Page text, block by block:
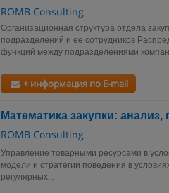
ROMB Consulting
Организационная структура отдела
подразделений и ее сотрудников
функций между подразделениями
+ информация по E-mail
Математика закупки:
ROMB Consulting
Управление товарными ресурсами в
модели и стратегии поведения в
регулярных...